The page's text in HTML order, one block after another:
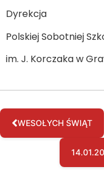
Dyrekcja
Polskiej Sobotniej
im. J. Korczaka w
WESOŁYCH ŚWIĄT